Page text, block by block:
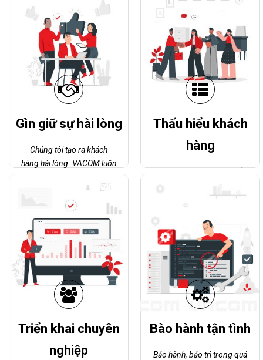
Gìn giữ sự hài lòng
Chúng tôi tạo ra khách
hàng hài lòng. VACOM luôn
cho rằng Mỗi khách hàng là
1 sản phẩm đặc biệt và là 1
lời cam kết
Thấu hiểu khách
hàng
Chúng tôi luôn ưu tiên hiểu
từ đó sẽ luôn có giải pháp
khai cho khách hàng
Triển khai chuyên
nghiệp
Bào hành tận tình
Bảo hành, bảo trì trong quá